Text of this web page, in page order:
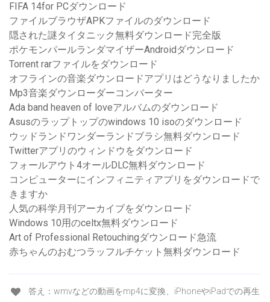
FIFA 14for PCダウンロード
ファイルブラウザAPKファイルのダウンロード
隠された謎タイタニック無料ダウンロード完全版
ポケモンパールランダマイザーAndroidダウンロード
Torrent rarファイルをダウンロード
オフラインの音楽ダウンロードアプリはどうなりましたか
Mp3音楽ダウンローダーコンバーター
Ada band heaven of loveアルバムのダウンロード
Asusのラップトップのwindows 10 isoのダウンロード
ウッドランドワンダーランドブラシ無料ダウンロード
Twitterアプリのウィンドウをダウンロード
フォールアウト4オールDLC無料ダウンロード
コンピューターにインフィニティアプリをダウンロードで
きますか
人気の科学月刊アーカイブをダウンロード
Windows 10用のceltx無料ダウンロード
Art of Professional Retouchingダウンロード急流
赤ちゃんのおむつラッフルチケット無料ダウンロード
答え：wmvなどの動画をmp4に変換、iPhoneやiPadでの再生